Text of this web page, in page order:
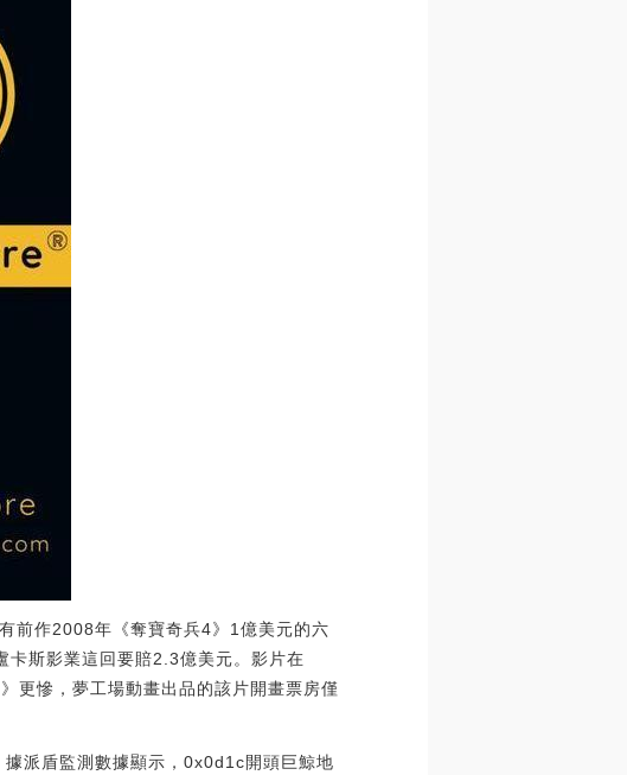
前作2008年《奪寶奇兵4》1億美元的六
卡斯影業這回要賠2.3億美元。影片在
更慘，夢工場動畫出品的該片開畫票房僅
派盾監測數據顯示，0x0d1c開頭巨鯨地